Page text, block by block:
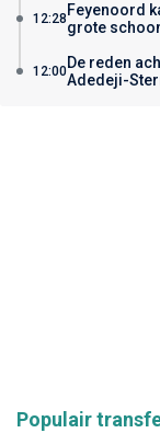
12:28 Feyenoord
grote
12:00De reden
Adedeji-
Populair